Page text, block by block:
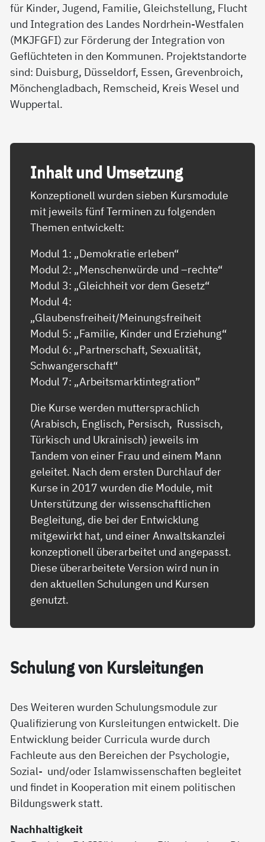
für Kinder, Jugend, Familie, Gleichstellung, Flucht
und Integration des Landes Nordrhein-Westfalen
(MKJFGFI) zur Förderung der Integration von
Geflüchteten in den Kommunen. Projektstandorte
sind: Duisburg, Düsseldorf, Essen, Grevenbroich,
Mönchengladbach, Remscheid, Kreis Wesel und
Wuppertal.
In­halt und Um­set­zung
Konzeptionell wurden sieben Kursmodule
mit jeweils fünf Terminen zu folgenden
Themen entwickelt:
Modul 1: „Demokratie erleben“
Modul 2: „Menschenwürde und –rechte“
Modul 3: „Gleichheit vor dem Gesetz“
Modul 4:
„Glaubensfreiheit/Meinungsfreiheit
Modul 5: „Familie, Kinder und Erziehung“
Modul 6: „Partnerschaft, Sexualität,
Schwangerschaft“
Modul 7: „Arbeitsmarktintegration”
Die Kurse werden muttersprachlich
(Arabisch, Englisch, Persisch, Russisch,
Türkisch und Ukrainisch) jeweils im
Tandem von einer Frau und einem Mann
geleitet. Nach dem ersten Durchlauf der
Kurse in 2017 wurden die Module, mit
Unterstützung der wissenschaftlichen
Begleitung, die bei der Entwicklung
mitgewirkt hat, und einer Anwaltskanzlei
konzeptionell überarbeitet und angepasst.
Diese überarbeitete Version wird nun in
den aktuellen Schulungen und Kursen
genutzt.
Schu­lung von Kurs­lei­tun­gen
Des Weiteren wurden Schulungsmodule zur
Qualifizierung von Kursleitungen entwickelt. Die
Entwicklung beider Curricula wurde durch
Fachleute aus den Bereichen der Psychologie,
Sozial- und/oder Islamwissenschaften begleitet
und findet in Kooperation mit einem politischen
Bildungswerk statt.
Nachhaltigkeit